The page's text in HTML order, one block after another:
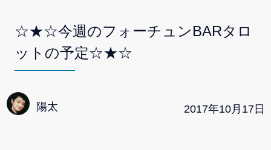
☆★☆今週のフォーチュンBARタロ
ットの予定☆★☆
陽太 2017年10月 17 日